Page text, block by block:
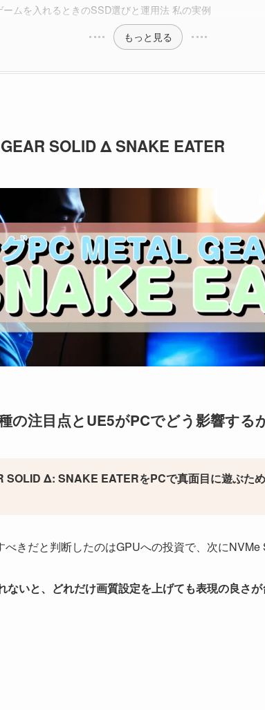
ムを入れるときのSSD選びと運用法 私の実例
もっと見る
SOLID Δ SNAKE EATER
の注目点とUE5がPCでどう影響する
SOLID Δ: SNAKE EATERをPCで真面目に遊ぶた
きだと判断したのはGPUへの投資で、次にNVMe
ないと、どれだけ画質設定を上げても表現の良さ